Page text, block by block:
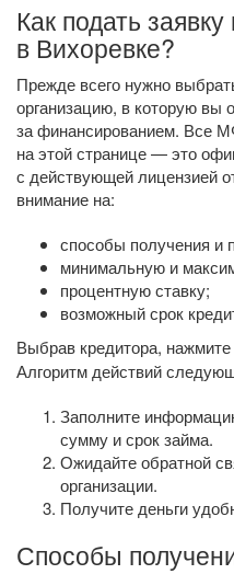
Как подать
в Вихоревке?
Прежде всего нужно
организацию, в которую вы
за финансированием. Все
на этой странице — это
с действующей лицензией
внимание на:
способы получения и
минимальную и
процентную ставку;
возможный срок
Выбрав кредитора, нажмите
Алгоритм действий
Заполните
сумму и срок займа.
Ожидайте обратной
организации.
Получите деньги
Способы